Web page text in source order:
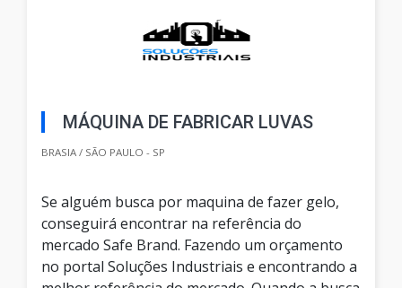
MÁQUINA DE FABRICAR LUVAS
BRASIA / SÃO PAULO - SP
Se alguém busca por maquina de fazer gelo,
conseguirá encontrar na referência do
mercado Safe Brand. Fazendo um orçamento
no portal Soluções Industriais e encontrando a